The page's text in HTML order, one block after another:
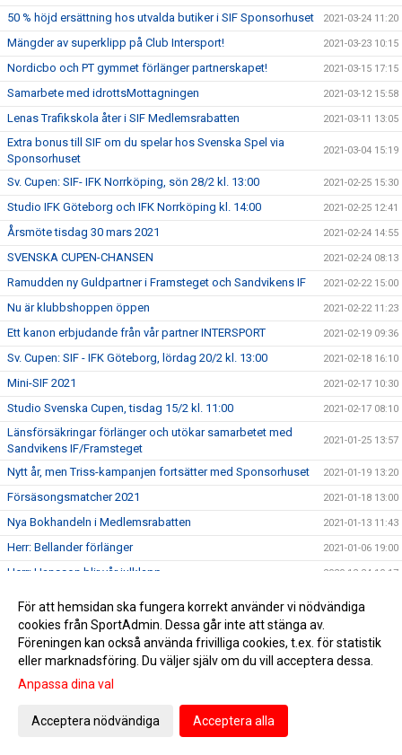
50 % höjd ersättning hos utvalda butiker i SIF Sponsorhuset 2021-03-24 11:20
Mängder av superklipp på Club Intersport! 2021-03-23 10:15
Nordicbo och PT gymmet förlänger partnerskapet! 2021-03-15 17:15
Samarbete med idrottsMottagningen 2021-03-12 15:58
Lenas Trafikskola åter i SIF Medlemsrabatten 2021-03-11 13:05
Extra bonus till SIF om du spelar hos Svenska Spel via
Sponsorhuset
2021-03-04 15:19
Sv. Cupen: SIF- IFK Norrköping, sön 28/2 kl. 13:00 2021-02-25 15:30
Studio IFK Göteborg och IFK Norrköping kl. 14:00 2021-02-25 12:41
Årsmöte tisdag 30 mars 2021 2021-02-24 14:55
SVENSKA CUPEN-CHANSEN 2021-02-24 08:13
Ramudden ny Guldpartner i Framsteget och Sandvikens IF 2021-02-22 15:00
Nu är klubbshoppen öppen 2021-02-22 11:23
Ett kanon erbjudande från vår partner INTERSPORT 2021-02-19 09:36
Sv. Cupen: SIF - IFK Göteborg, lördag 20/2 kl. 13:00 2021-02-18 16:10
Mini-SIF 2021 2021-02-17 10:30
Studio Svenska Cupen, tisdag 15/2 kl. 11:00 2021-02-17 08:10
Länsförsäkringar förlänger och utökar samarbetet med
Sandvikens IF/Framsteget
2021-01-25 13:57
Nytt år, men Triss-kampanjen fortsätter med Sponsorhuset 2021-01-19 13:20
Försäsongsmatcher 2021 2021-01-18 13:00
Nya Bokhandeln i Medlemsrabatten 2021-01-13 11:43
Herr: Bellander förlänger 2021-01-06 19:00
Herr: Hansson blir vår julklapp 2020-12-24 10:17
Sitt inte lottlös i helgerna, köp dina lotter av oss
Sandvikens IF/Framsteget i nytt samarbete med Microsoft 2020-12-17 16:07
Missa inte julkalendern i Sponsorhuset
För att hemsidan ska fungera korrekt använder vi nödvändiga
cookies från SportAdmin. Dessa går inte att stänga av.
Föreningen kan också använda frivilliga cookies, t.ex. för statistik
eller marknadsföring. Du väljer själv om du vill acceptera dessa.
Anpassa dina val
Acceptera nödvändiga Acceptera alla